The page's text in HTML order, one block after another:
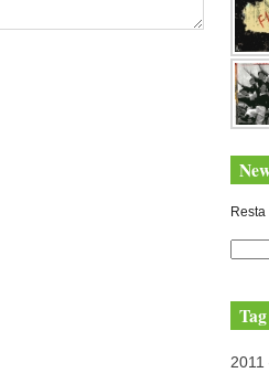
2011